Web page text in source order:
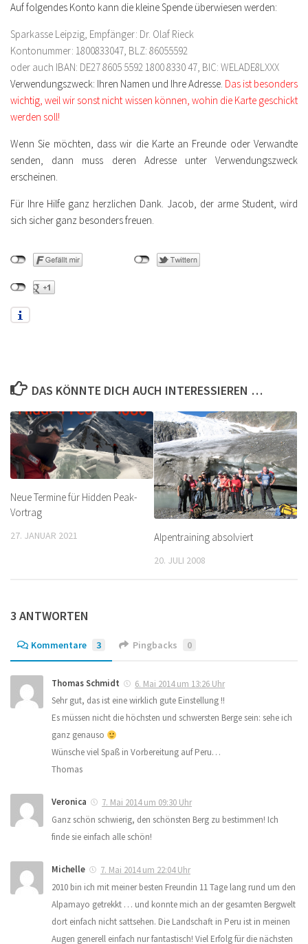
Auf folgendes Konto kann die kleine Spende überwiesen werden:
Sparkasse Leipzig, Empfänger: Dr. Olaf Rieck
Kontonummer: 1800833047, BLZ: 86055592
oder auch IBAN: DE27 8605 5592 1800 8330 47, BIC: WELADE8LXXX
Verwendungszweck: Ihren Namen und Ihre Adresse. Das ist besonders
wichtig, weil wir sonst nicht wissen können, wohin die Karte geschickt
werden soll!
Wenn Sie möchten, dass wir die Karte an Freunde oder Verwandte
senden, dann muss deren Adresse unter Verwendungszweck
erscheinen.
Für Ihre Hilfe ganz herzlichen Dank. Jacob, der arme Student, wird
sich sicher ganz besonders freuen.
DAS KÖNNTE DICH AUCH INTERESSIEREN …
Neue Termine für Hidden Peak-
Vortrag
27. JANUAR 2021 Alpentraining absolviert
20. JULI 2008
3 ANTWORTEN
Kommentare 3 Pingbacks 0
Thomas Schmidt
6. Mai 2014 um 13:26 Uhr
Sehr gut, das ist eine wirklich gute Einstellung !!
Es müssen nicht die höchsten und schwersten Berge sein: sehe ich
ganz genauso
Wünsche viel Spaß in Vorbereitung auf Peru…
Thomas
Veronica
7. Mai 2014 um 09:30 Uhr
Ganz schön schwierig, den schönsten Berg zu bestimmen! Ich
finde sie einfach alle schön!
Michelle
7. Mai 2014 um 22:04 Uhr
2010 bin ich mit meiner besten Freundin 11 Tage lang rund um den
Alpamayo getrekkt … und konnte mich an der gesamten Bergwelt
dort einfach nicht sattsehen. Die Landschaft in Peru ist in meinen
Augen generell einfach nur fantastisch! Viel Erfolg für die nächsten